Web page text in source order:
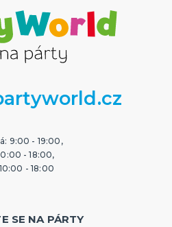
9:00 - 19:00,
- 18:00,
- 18:00
SE NA PÁRTY